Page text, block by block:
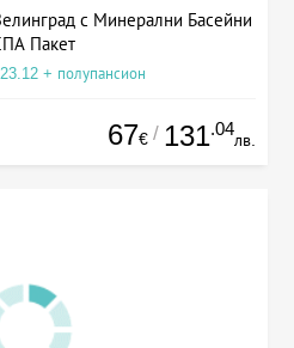
с Минерални Басейни
Пакет
+ полупансион
67€ / 131.04
лв.